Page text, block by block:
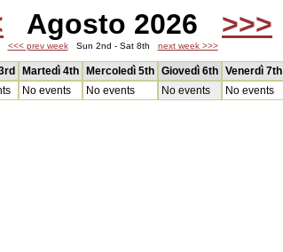
Agosto 2026 >>>
<<< prev weekSun 2nd - Sat 8th next week >>>
Martedì 4th Mercoledì 5th Giovedì 6th Venerdì 7th
No events No events No events No events